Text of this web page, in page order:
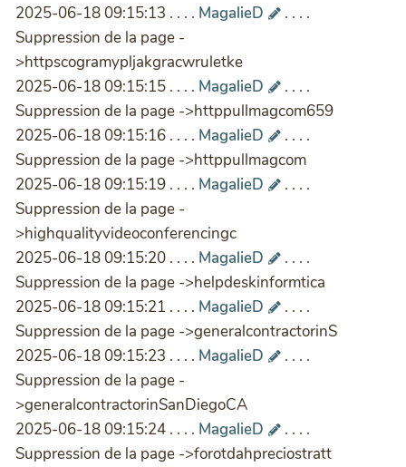
2025-06-18 09:15:13 . . . . MagalieD
. . . .
Suppression de la page -
>httpscogramypljakgracwruletke
2025-06-18 09:15:15 . . . . MagalieD
. . . .
Suppression de la page ->httppullmagcom659
2025-06-18 09:15:16 . . . . MagalieD
. . . .
Suppression de la page ->httppullmagcom
2025-06-18 09:15:19 . . . . MagalieD
. . . .
Suppression de la page -
>highqualityvideoconferencingc
2025-06-18 09:15:20 . . . . MagalieD
. . . .
Suppression de la page ->helpdeskinformtica
2025-06-18 09:15:21 . . . . MagalieD
. . . .
Suppression de la page ->generalcontractorinS
2025-06-18 09:15:23 . . . . MagalieD
. . . .
Suppression de la page -
>generalcontractorinSanDiegoCA
2025-06-18 09:15:24 . . . . MagalieD
. . . .
Suppression de la page ->forotdahpreciostratt